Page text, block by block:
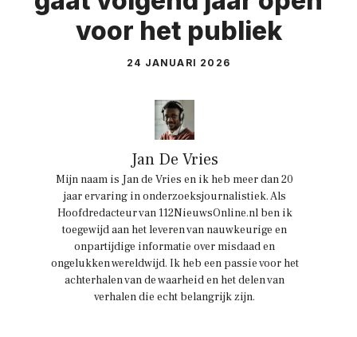
voor het publiek
24 JANUARI 2026
Jan De Vries
Mijn naam is Jan de Vries en ik heb meer dan 20
jaar ervaring in onderzoeksjournalistiek. Als
Hoofdredacteur van 112NieuwsOnline.nl ben ik
toegewijd aan het leveren van nauwkeurige en
onpartijdige informatie over misdaad en
ongelukken wereldwijd. Ik heb een passie voor het
achterhalen van de waarheid en het delen van
verhalen die echt belangrijk zijn.